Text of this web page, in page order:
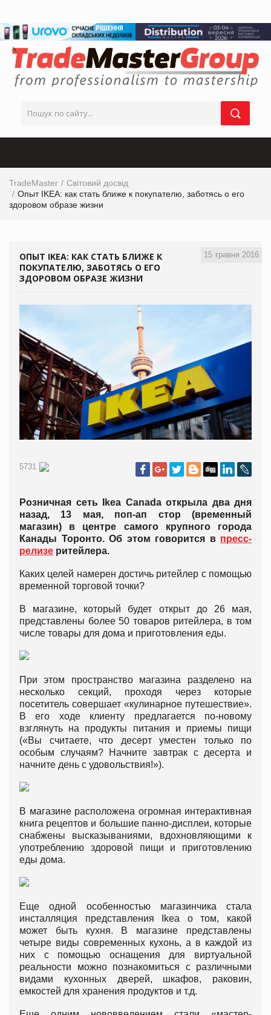
TradeMaster
Світовий досвід
Опыт IKEA: как стать ближе к покупателю, заботясь о его
здоровом образе жизни
15 травня 2016
ОПЫТ IKEA: КАК СТАТЬ БЛИЖЕ К
ПОКУПАТЕЛЮ, ЗАБОТЯСЬ О ЕГО
ЗДОРОВОМ ОБРАЗЕ ЖИЗНИ
5731
Розничная сеть Ikea Canada открыла два дня
назад, 13 мая, поп-ап стор (временный
магазин) в центре самого крупного города
Канады Торонто. Об этом говорится в пресс-
релизе ритейлера.
Каких целей намерен достичь ритейлер с помощью
временной торговой точки?
В магазине, который будет открыт до 26 мая,
представлены более 50 товаров ритейлера, в том
числе товары для дома и приготовления еды.
При этом пространство магазина разделено на
несколько секций, проходя через которые
посетитель совершает «кулинарное путешествие».
В его ходе клиенту предлагается по-новому
взглянуть на продукты питания и приемы пищи
(«Вы считаете, что десерт уместен только по
особым случаям? Начните завтрак с десерта и
начните день с удовольствия!»).
В магазине расположена огромная интерактивная
книга рецептов и большие панно-дисплеи, которые
снабжены высказываниями, вдохновляющими к
употреблению здоровой пищи и приготовлению
еды дома.
Еще одной особенностью магазинчика стала
инсталляция представления Ikea о том, какой
может быть кухня. В магазине представлены
четыре виды современных кухонь, а в каждой из
них с помощью оснащения для виртуальной
реальности можно познакомиться с различными
видами кухонных дверей, шкафов, раковин,
емкостей для хранения продуктов и т.д.